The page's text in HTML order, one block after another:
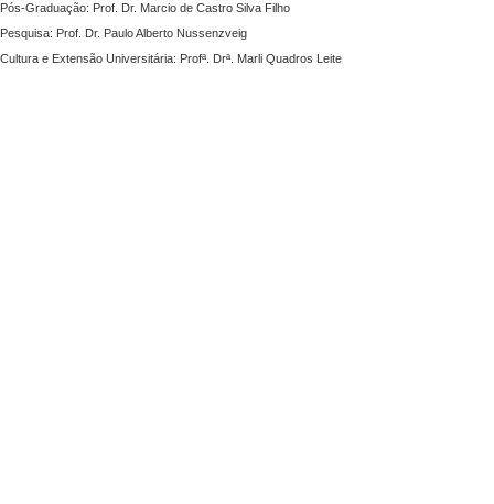
Pós-Graduação: Prof. Dr. Marcio de Castro Silva Filho
Pesquisa: Prof. Dr. Paulo Alberto Nussenzveig
Cultura e Extensão Universitária: Profª. Drª. Marli Quadros Leite